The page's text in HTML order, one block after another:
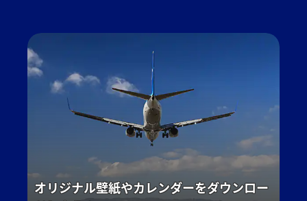
オリジナル壁紙やカレンダーをダウンロー